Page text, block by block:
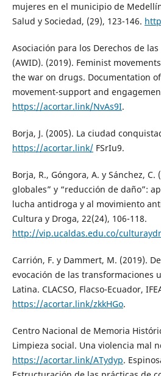
mujeres en el municipio de
Salud y Sociedad, (29), 123-146.
Asociación para los Derechos de
(AWID). (2019). Feminist
the war on drugs. Documentation
movement-support and
https://acortar.link/NvAs9I.
Borja, J. (2005). La ciudad
https://acortar.link/FSrIu9.
Borja, R., Góngora, A. y Sánchez, C.
globales” y “reducción de daño”:
lucha antidroga y al movimiento
Cultura y Droga, 22(24), 106-118.
http://vip.ucaldas.edu.co/
Carrión, F. y Dammert, M. (2019).
evocación de las transformaciones
Latina. CLACSO, Flacso-Ecuador,
https://acortar.link/zkkHGo.
Centro Nacional de Memoria
Limpieza social. Una violencia mal
https://acortar.link/ATydyp.